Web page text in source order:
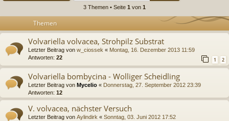
3 Themen • Seite 1 von 1
Themen
Volvariella volvacea, Strohpilz Substrat
Letzter Beitrag von w_ciossek « Montag, 16. Dezember 2013 11:59
Antworten: 22 1 2
Volvariella bombycina - Wolliger Scheidling
Letzter Beitrag von Mycelio « Donnerstag, 27. September 2012 23:39
Antworten: 12
V. volvacea, nächster Versuch
Letzter Beitrag von Aylindirk « Sonntag, 03. Juni 2012 17:52